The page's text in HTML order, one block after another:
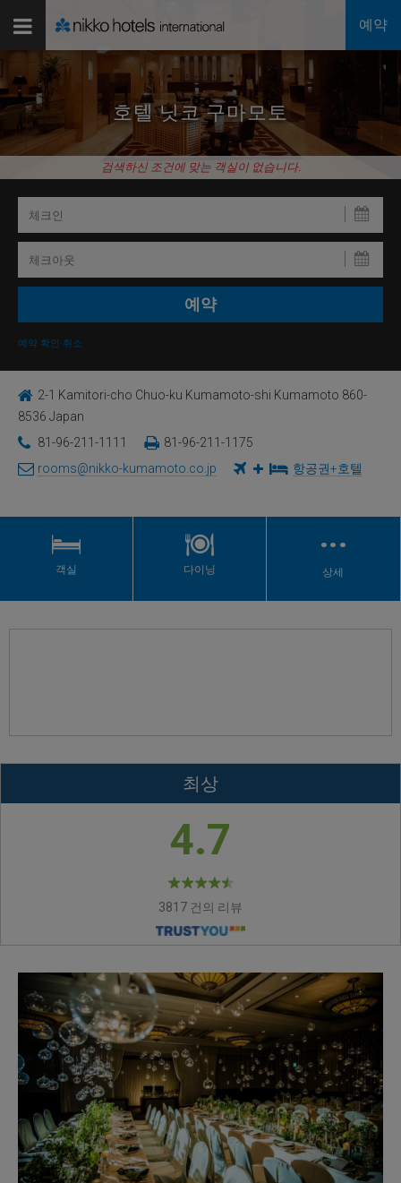
예약
호텔 닛코 구마모토
검색하신 조건에 맞는 객실이 없습니다.
예약 확인·취소
2-1 Kamitori-cho Chuo-ku Kumamoto-shi Kumamoto 860-
8536 Japan
81-96-211-1111
81-96-211-1175
rooms@nikko-kumamoto.co.jp
항공권+호텔
객실 다이닝
…
상세
최상
4.7
3817 건의 리뷰